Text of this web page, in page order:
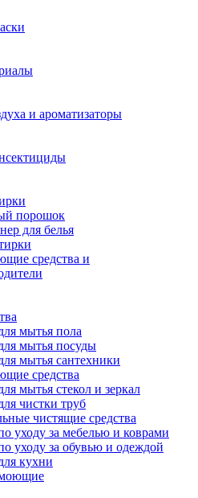
и ароматизаторы
порошок
для белья
средства и
мытья пола
мытья посуды
мытья сантехники
средства
мытья стекол и зеркал
чистки труб
чистящие средства
уходу за мебелью и коврами
уходу за обувью и одеждой
кухни